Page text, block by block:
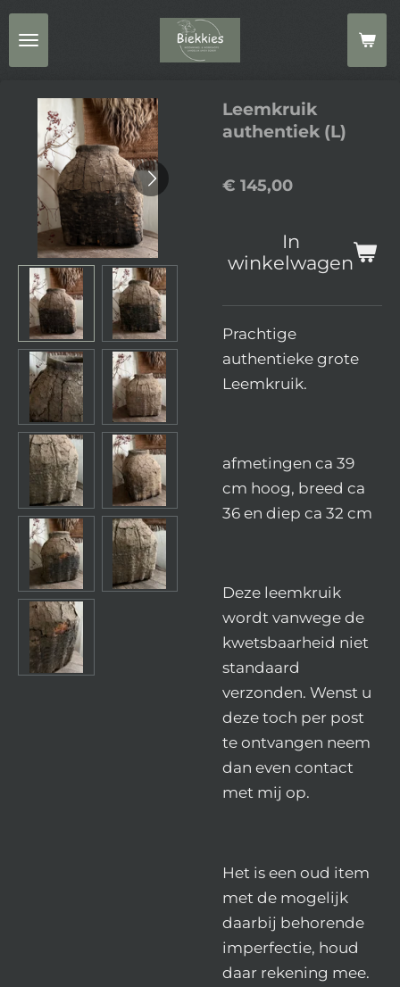
Ga
direct
naar
hoofdinhoud
Leemkruik
authentiek (L)
€ 145,00
In
winkelwagen
Prachtige
authentieke grote
Leemkruik.
afmetingen ca 39
cm hoog, breed ca
36 en diep ca 32 cm
Deze leemkruik
wordt vanwege de
kwetsbaarheid niet
standaard
verzonden. Wenst u
deze toch per post
te ontvangen neem
dan even contact
met mij op.
Het is een oud item
met de mogelijk
daarbij behorende
imperfectie, houd
daar rekening mee.